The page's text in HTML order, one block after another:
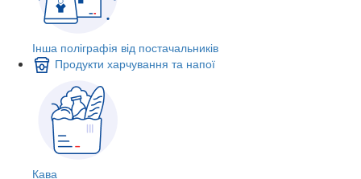
Інша поліграфія від постачальників
Продукти харчування та напої
Кава